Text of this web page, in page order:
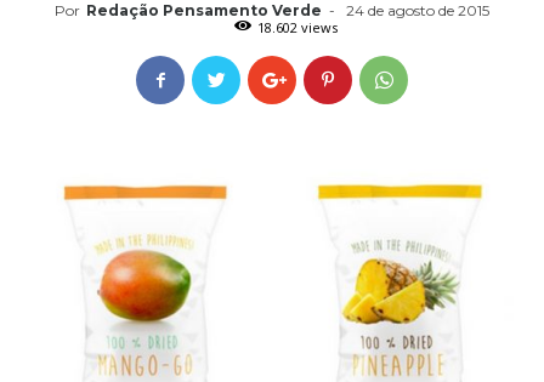
Por Redação Pensamento Verde -
24 de agosto de 2015
18.602 views